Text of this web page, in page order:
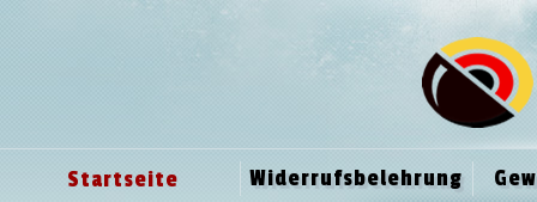
Startseite Widerrufsbelehrung